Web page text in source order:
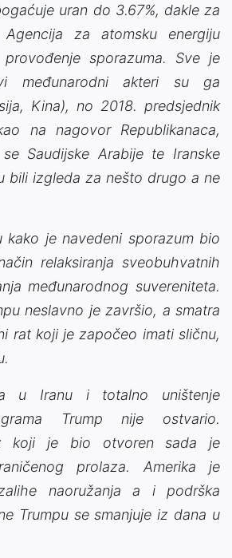
uran do 3.67%, dakle za
za atomsku energiju
sporazuma. Sve je
međunarodni akteri su ga
Kina), no 2018. predsjednik
na nagovor Republikanaca,
Saudijske Arabije te Iranske
bili izgleda za nešto drugo a ne
kako je navedeni sporazum bio
relaksiranja sveobuhvatnih
međunarodnog suvereniteta.
neslavno je završio, a smatra
rat koji je započeo imati sličnu,
u Iranu i totalno uništenje
Trump nije ostvario.
koji je bio otvoren sada je
prolaza. Amerika je
naoružanja a i podrška
Trumpu se smanjuje iz dana u